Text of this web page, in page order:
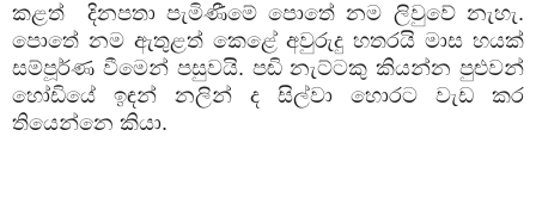
කළත් දිනපතා පැමිණීමේ පොතේ නම ලිවුවේ නැහැ.
පොතේ නම ඇතුළත් කෙළේ අවුරුදු හතරයි මාස හයක්
සම්පූර්ණ වීමෙන් පසුවයි. පඬි නැට්ටකු කියන්න පුළුවන්
හෝඩියේ ඉඳන් නලින් ද සිල්වා හොරට වැඩ කර
තියෙන්නෙ කියා.